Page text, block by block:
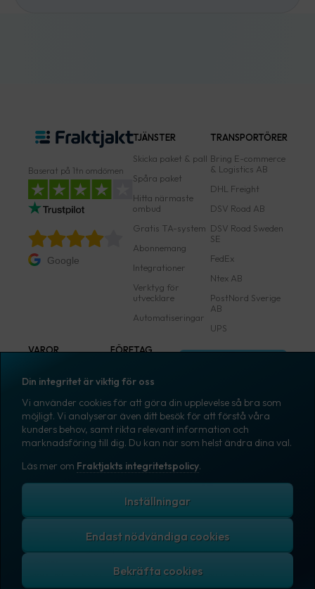
Baserat på 1tn omdömen
Google
TJÄNSTER
Skicka paket & pall
Spåra paket
Hitta närmaste
ombud
Gratis TA-system
Abonnemang
Integrationer
Verktyg för
utvecklare
Automatiseringar
TRANSPORTÖRER
Bring E-commerce
& Logistics AB
DHL Freight
DSV Road AB
DSV Road Sweden
SE
FedEx
Ntex AB
PostNord Sverige
AB
UPS
VAROR
Märkning
Emballage
Emballagetillbehör
Kontorsvaror
FÖRETAG
Pressrum
Medarbetare
Jobb & karriär
Nyhetsarkiv
Blogg
Skapa konto
Copyright © 2007 – 2026 Fraktjakt AB. All rights reserved.
Din integritet är viktig för oss
Vi använder cookies för att göra din upplevelse så bra som
möjligt. Vi analyserar även ditt besök för att förstå våra
kunders behov, samt rikta relevant information och
marknadsföring till dig. Du kan när som helst ändra dina val.
Läs mer om Fraktjakts integritetspolicy.
Inställningar
Endast nödvändiga cookies